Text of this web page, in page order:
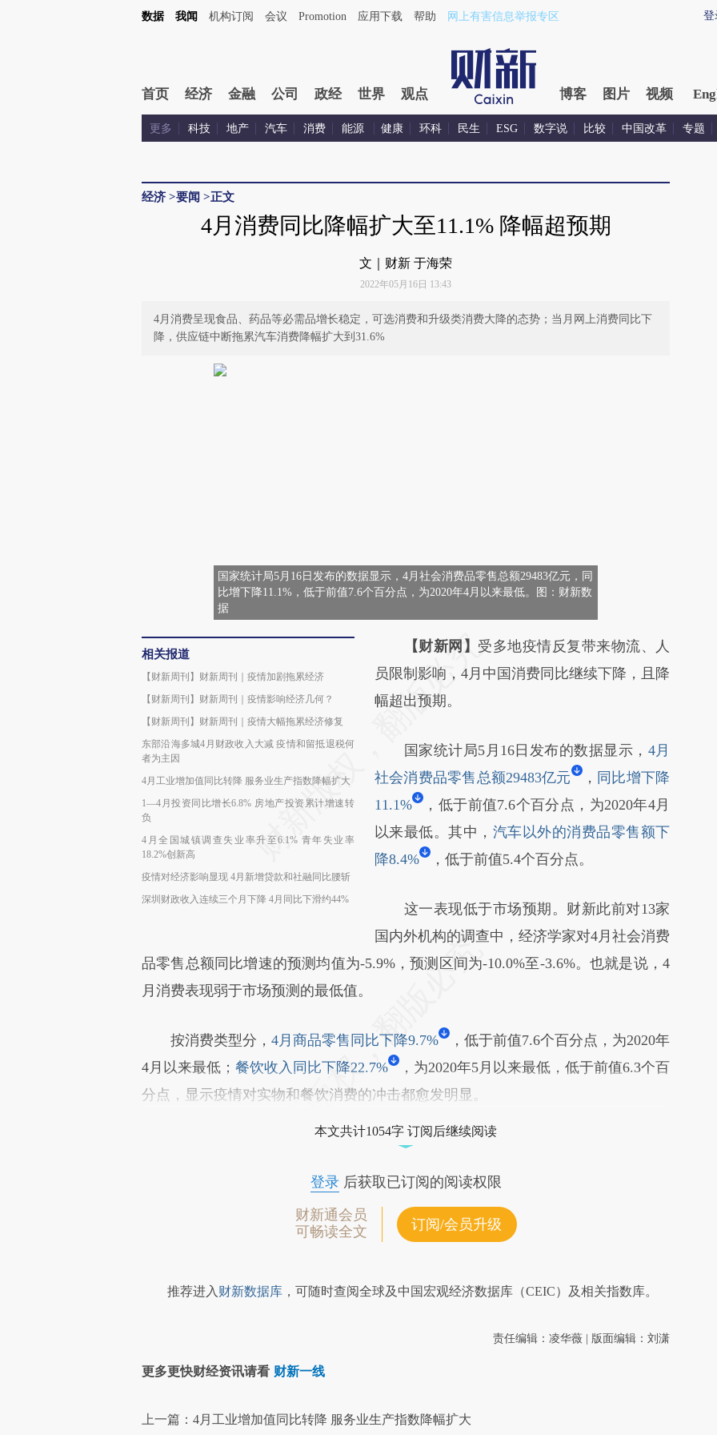
登
数据 我闻 机构订阅 会议 Promotion 应用下载 帮助 网上有害信息举报专区
首页 经济 金融 公司 政经 世界 观点 博客 图片 视频
更多 科技 地产 汽车 消费 能源 健康 环科 民生 ESG 数字说 比较 中国改革 专题
经济 >要闻 >正文
4月消费同比降幅扩大至11.1% 降幅超预期
文｜财新 于海荣
2022年05月16日 13:43
4月消费呈现食品、药品等必需品增长稳定，可选消费和升级类消费大降的态势；当月网上消费同比下
降，供应链中断拖累汽车消费降幅扩大到31.6%
国家统计局5月16日发布的数据显示，4月社会消费品零售总额29483亿元，同
比增下降11.1%，低于前值7.6个百分点，为2020年4月以来最低。图：财新数
据
相关报道
【财新周刊】财新周刊｜疫情加剧拖累经济
【财新周刊】财新周刊｜疫情影响经济几何？
【财新周刊】财新周刊｜疫情大幅拖累经济修复
东部沿海多城4月财政收入大减 疫情和留抵退税何
者为主因
4月工业增加值同比转降 服务业生产指数降幅扩大
1—4月投资同比增长6.8% 房地产投资累计增速转
负
4月全国城镇调查失业率升至6.1% 青年失业率
18.2%创新高
疫情对经济影响显现 4月新增贷款和社融同比腰斩
深圳财政收入连续三个月下降 4月同比下滑约44%
【财新网】 受多地疫情反复带来物流、人
员限制影响，4月中国消费同比继续下降，且降
幅超出预期。
国家统计局5月16日发布的数据显示， 4月
社会消费品零售总额29483亿元
， 同比增下降
11.1%
，低于前值7.6个百分点，为2020年4月
以来最低。其中， 汽车以外的消费品零售额下
降8.4%
，低于前值5.4个百分点。
这一表现低于市场预期。财新此前对13家
国内外机构的调查中，经济学家对4月社会消费
品零售总额同比增速的预测均值为-5.9%，预测区间为-10.0%至-3.6%。也就是说，4
月消费表现弱于市场预测的最低值。
按消费类型分， 4月商品零售同比下降9.7%
，低于前值7.6个百分点，为2020年
4月以来最低； 餐饮收入同比下降22.7%
，为2020年5月以来最低，低于前值6.3个百
分点，显示疫情对实物和餐饮消费的冲击都愈发明显。
本文共计1054字 订阅后继续阅读
登录后获取已订阅的阅读权限
财新通会员
可畅读全文
订阅/会员升级
推荐进入 财新数据库 ，可随时查阅全球及中国宏观经济数据库（CEIC）及相关指数库。
责任编辑：凌华薇 | 版面编辑：刘潇
更多更快财经资讯请看 财新一线
上一篇：4月工业增加值同比转降 服务业生产指数降幅扩大